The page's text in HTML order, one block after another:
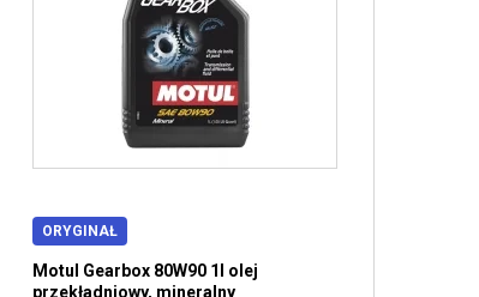
ORYGINAŁ
Motul Gearbox 80W90 1l olej
przekładniowy, mineralny